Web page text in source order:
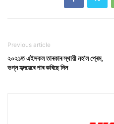
Previous article
২০২১ত এইসকল তাৰকাৰ স্থায়ী নহ’ল প্ৰেম,
ভগ্ন হৃদয়েৰে পাৰ কৰিছে দিন